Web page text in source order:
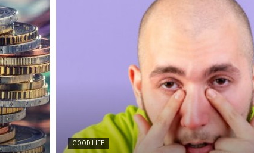
GOOD LIFE